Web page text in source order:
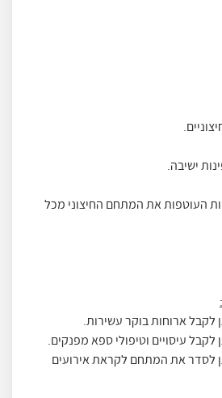
ישיבה.
העוטפות את המתחם החיצוני מכל
לקבל ארוחות בוקר עשירות.
עיסויים וטיפולי ספא מפנקים.
לסדר את המתחם לקראת אירועים